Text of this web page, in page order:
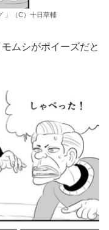
」（C）十日草輔
ムシがポイーズだと